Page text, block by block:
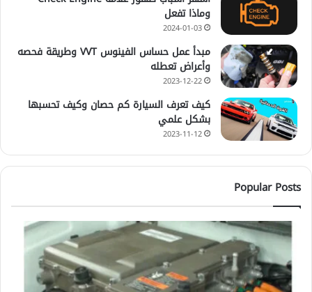
وماذا تفعل
2024-01-03
مبدأ عمل حساس الفينوس VVT وطريقة فحصه
وأعراض تعطله
2023-12-22
كيف تعرف السيارة كم حصان وكيف تحسبها
بشكل علمي
2023-11-12
Popular Posts